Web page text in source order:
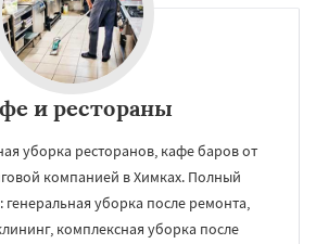
и рестораны
уборка ресторанов, кафе баров от
компанией в Химках. Полный
генеральная уборка после ремонта,
комплексная уборка после